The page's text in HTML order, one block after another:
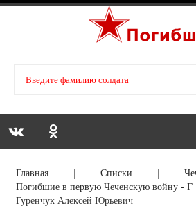
Главная |Списки |
Погибшие в первую Чеченскую войну - Г
Гуренчук Алексей Юрьевич